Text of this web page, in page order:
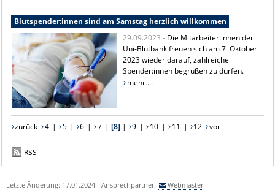
Blutspender:innen sind am Samstag herzlich willkommen
29.09.2023 - Die Mitarbeiter:innen der
Uni-Blutbank freuen sich am 7. Oktober
2023 wieder darauf, zahlreiche
Spender:innen begrüßen zu dürfen.
mehr ...
zurück 4 | 5 | 6 | 7 | [8]| 9 | 10 | 11 | 12 vor
RSS
Letzte Änderung: 17.01.2024 - Ansprechpartner: Webmaster